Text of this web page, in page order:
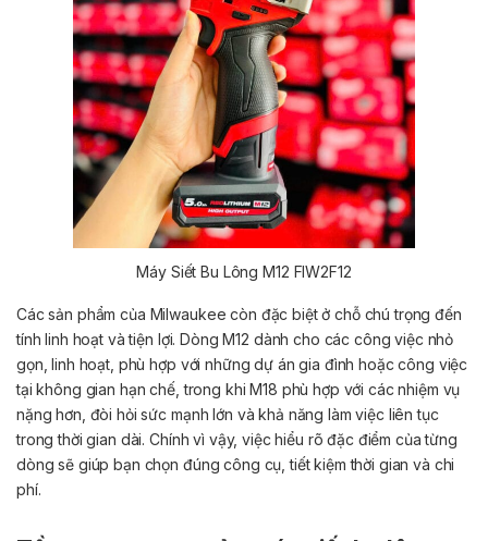
Máy Siết Bu Lông M12 FIW2F12
Các sản phẩm của Milwaukee còn đặc biệt ở chỗ chú trọng đến
tính linh hoạt và tiện lợi. Dòng M12 dành cho các công việc nhỏ
gọn, linh hoạt, phù hợp với những dự án gia đình hoặc công việc
tại không gian hạn chế, trong khi M18 phù hợp với các nhiệm vụ
nặng hơn, đòi hỏi sức mạnh lớn và khả năng làm việc liên tục
trong thời gian dài. Chính vì vậy, việc hiểu rõ đặc điểm của từng
dòng sẽ giúp bạn chọn đúng công cụ, tiết kiệm thời gian và chi
phí.